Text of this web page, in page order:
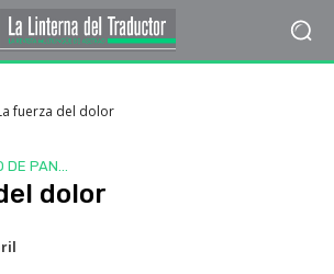
fuerza del dolor
DE PAN...
dolor